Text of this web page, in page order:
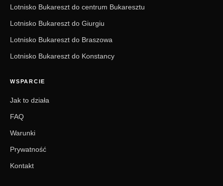
Lotnisko Bukareszt do centrum Bukaresztu
Lotnisko Bukareszt do Giurgiu
Lotnisko Bukareszt do Braszowa
Lotnisko Bukareszt do Konstancy
WSPARCIE
Jak to działa
FAQ
Warunki
Prywatność
Kontakt